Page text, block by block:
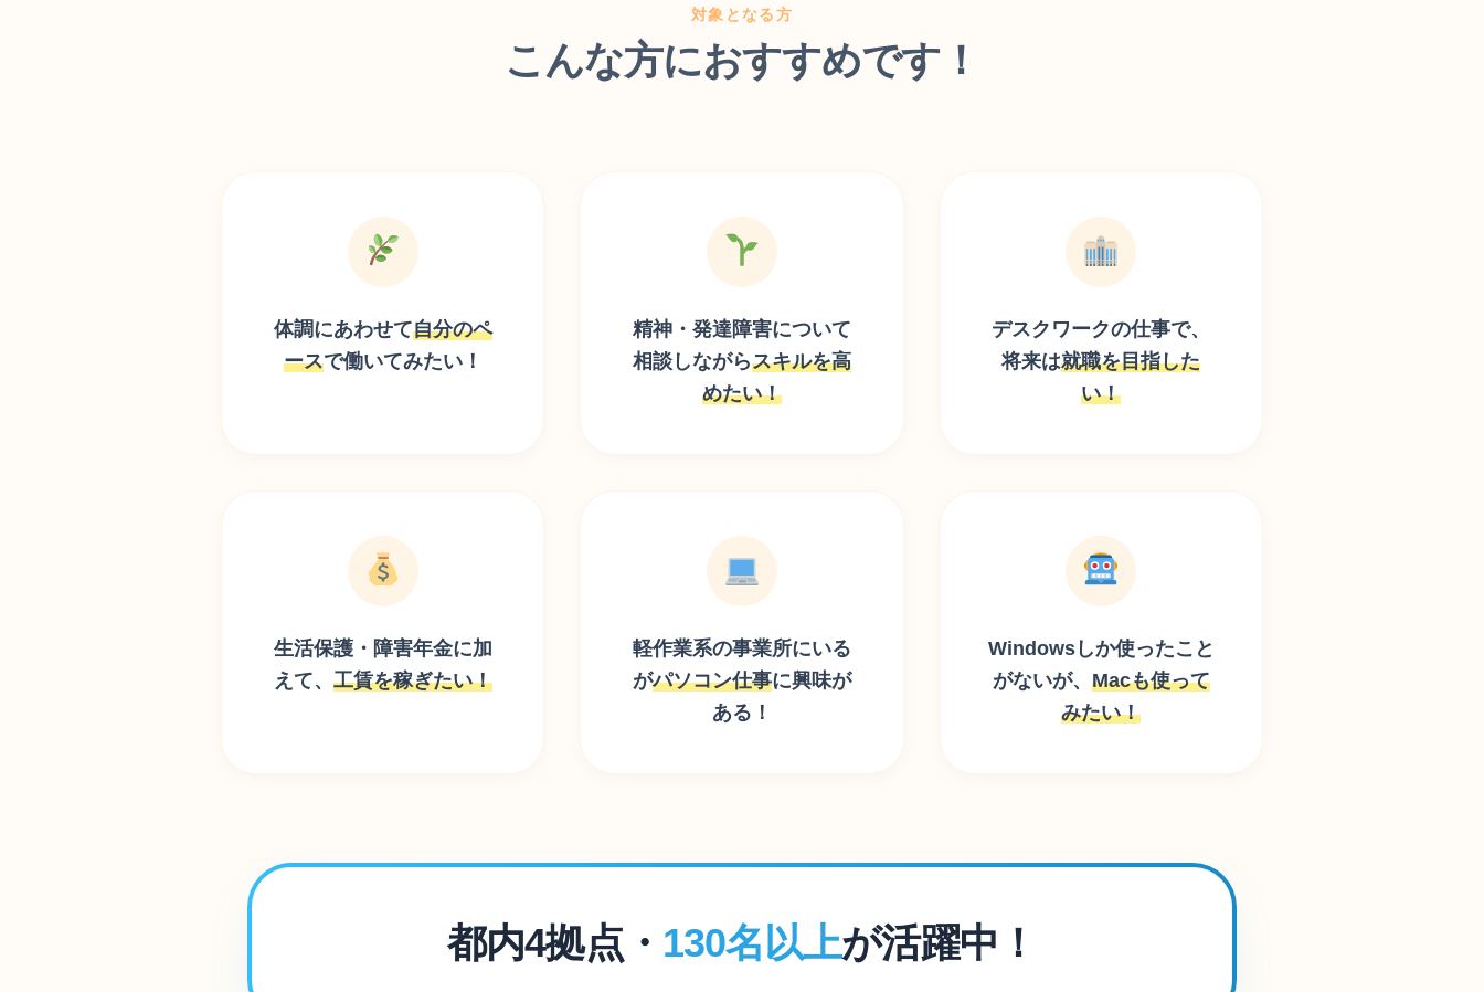
対象となる方
こんな方におすすめです！
体調にあわせて自分のペ
ースで働いてみたい！
精神・発達障害について
相談しながらスキルを高
めたい！
デスクワークの仕事で、
将来は就職を目指した
い！
生活保護・障害年金に加
えて、 工賃を稼ぎたい！
軽作業系の事業所にいる
がパソコン仕事に興味が
ある！
Windowsしか使ったこと
がないが、 Macも使って
みたい！
都内4拠点・ 130名以上が活躍中！